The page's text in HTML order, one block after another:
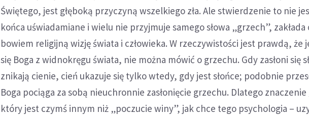
Świętego, jest głęboką przyczyną wszelkiego zła. Ale stwierdzenie to nie
końca uświadamiane i wielu nie przyjmuje samego słowa „grzech”, zakłada
bowiem religijną wizję świata i człowieka. W rzeczywistości jest prawdą, że
się Boga z widnokręgu świata, nie można mówić o grzechu. Gdy zasłoni się
znikają cienie, cień ukazuje się tylko wtedy, gdy jest słońce; podobnie
Boga pociąga za sobą nieuchronnie zasłonięcie grzechu. Dlatego
który jest czymś innym niż „poczucie winy”, jak chce tego psychologia –